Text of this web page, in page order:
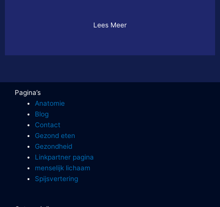
Lees Meer
Pagina’s
Anatomie
Blog
Contact
Gezond eten
Gezondheid
Linkpartner pagina
menselijk lichaam
Spijsvertering